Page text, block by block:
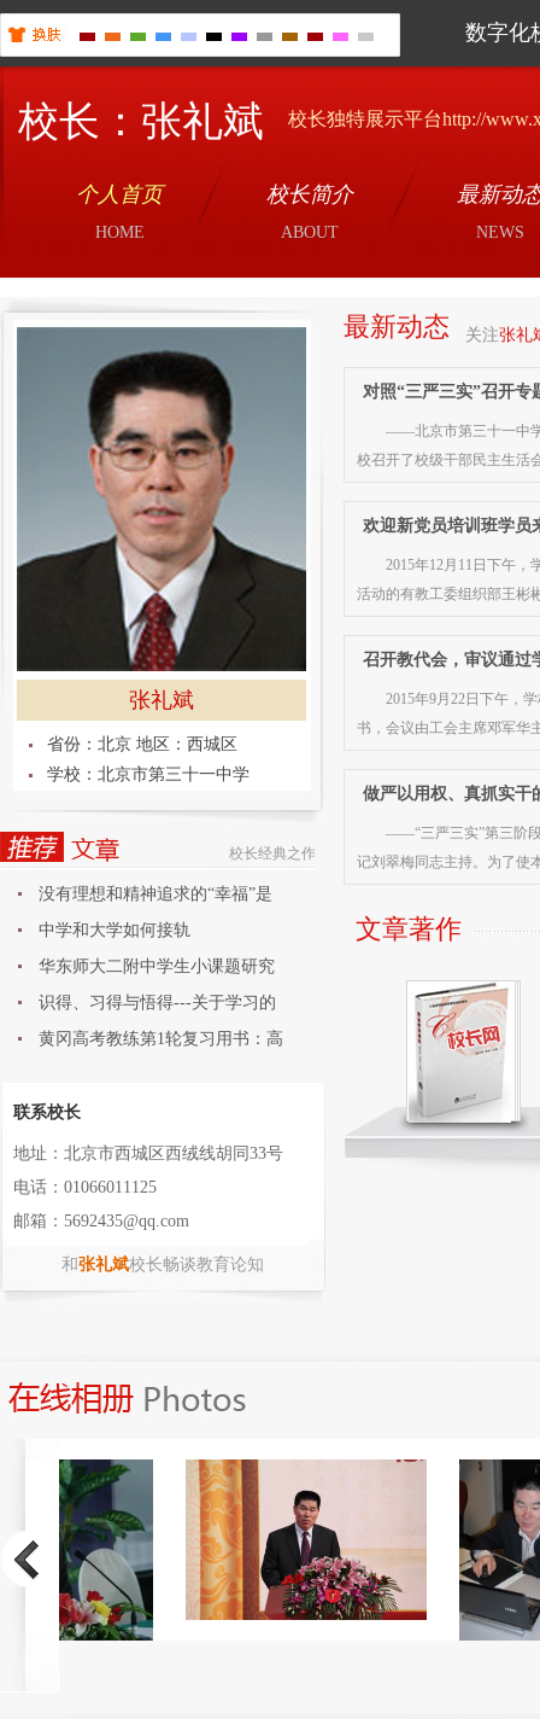
数字化
校长：张礼斌 校长独特展示平台http://
个人首页 校长简介 最新动
HOME ABOUT NEWS
张礼斌
省份：北京 地区：西城区
学校：北京市第三十一中学
校长经典之作
没有理想和精神追求的“幸福”是
中学和大学如何接轨
华东师大二附中学生小课题研究
论
识得、习得与悟得---关于学习的
黄冈高考教练第1轮复习用书：高
联系校长
地址：北京市西城区西绒线胡同33号
电话：01066011125
邮箱：5692435@qq.com
和张礼斌校长畅谈教育论知
最新动态 关注张礼
对照“三严三实”召开专
——北京市第三十一中学
校召开了校级干部民主生活
欢迎新党员培训班学员
2015年12月11日下午
活动的有教工委组织部王彬
召开教代会，审议通过
2015年9月22日下午，
书，会议由工会主席邓军华
做严以用权、真抓实干
——“三严三实”第三阶段
记刘翠梅同志主持。为了使
文章著作